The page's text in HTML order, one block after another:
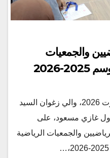
والجمعيات
2026
أشرف ظهر أمس الأربعاء 05 أوت 2026، والي زغوان السيد
غازي مسعود، على
والجمعيات الرياضية